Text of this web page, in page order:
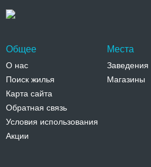
Общее
О нас
Поиск жилья
Карта сайта
Обратная связь
Условия использования
Акции
Места
Заведения
Магазины